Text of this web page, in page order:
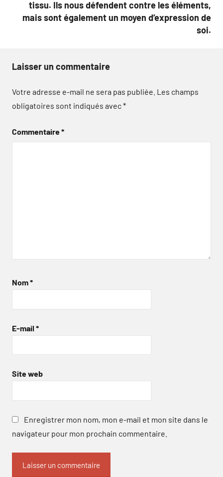
tissu. Ils nous défendent contre les éléments,
mais sont également un moyen d’expression de
soi.
Laisser un commentaire
Votre adresse e-mail ne sera pas publiée. Les champs
obligatoires sont indiqués avec*
Commentaire*
Nom*
E-mail *
Site web
Enregistrer mon nom, mon e-mail et mon site dans le
navigateur pour mon prochain commentaire.